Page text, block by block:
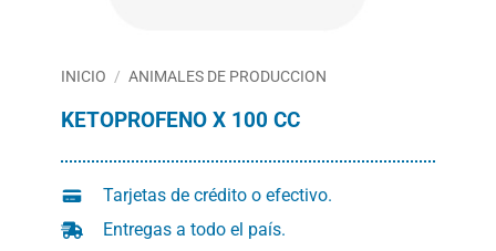
INICIO / ANIMALES DE PRODUCCION
KETOPROFENO X 100 CC
Tarjetas de crédito o efectivo.
Entregas a todo el país.